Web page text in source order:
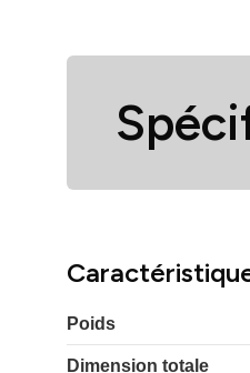
Poids
Dimension totale